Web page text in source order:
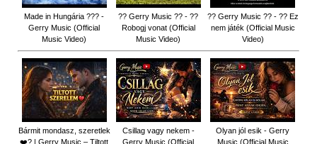
Made in Hungária ??? -
Gerry Music (Official
Music Video)
?? Gerry Music ?? - ??
Robogj vonat (Official
Music Video)
?? Gerry Music ?? - ?? Ez
nem játék (Official Music
Video)
Bármit mondasz, szeretlek
❤️‍? | Gerry Music – Tiltott
Csillag vagy nekem -
Gerry Music (Official
Olyan jól esik - Gerry
Music (Official Music